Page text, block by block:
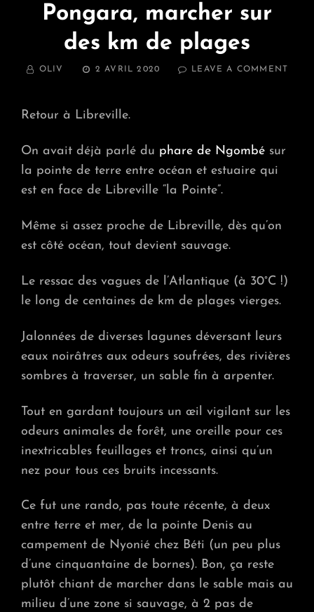
Pongara, marcher sur
des km de plages
BY OLIV
POSTED
2 AVRIL 2020 LEAVE A COMMENT
Retour à Libreville.
On avait déjà parlé du phare de Ngombé sur
la pointe de terre entre océan et estuaire qui
est en face de Libreville “la Pointe”.
Même si assez proche de Libreville, dès qu’on
est côté océan, tout devient sauvage.
Le ressac des vagues de l’Atlantique (à 30°C !)
le long de centaines de km de plages vierges.
Jalonnées de diverses lagunes déversant leurs
eaux noirâtres aux odeurs soufrées, des rivières
sombres à traverser, un sable fin à arpenter.
Tout en gardant toujours un œil vigilant sur les
odeurs animales de forêt, une oreille pour ces
inextricables feuillages et troncs, ainsi qu’un
nez pour tous ces bruits incessants.
Ce fut une rando, pas toute récente, à deux
entre terre et mer, de la pointe Denis au
campement de Nyonié chez Béti (un peu plus
d’une cinquantaine de bornes). Bon, ça reste
plutôt chiant de marcher dans le sable mais au
milieu d’une zone si sauvage, à 2 pas de